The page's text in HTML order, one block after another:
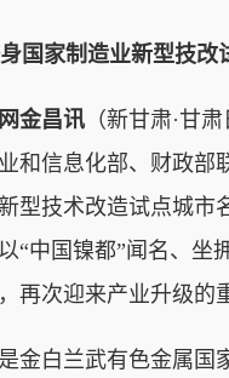
国家制造业新型技改
金昌讯 （新甘肃·甘
和信息化部、财政部
型技术改造试点城市
“中国镍都”闻名、坐
再次迎来产业升级的
白兰武有色金属国